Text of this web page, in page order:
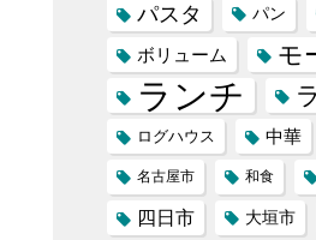
パスタ パン
ボリューム モ
ランチ
ログハウス 中華
名古屋市 和食
四日市 大垣市